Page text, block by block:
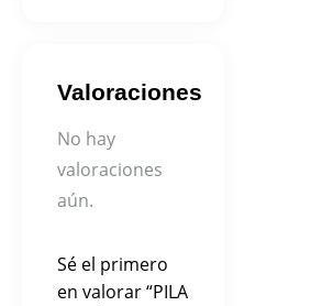
Valoraciones
No hay
valoraciones
aún.
Sé el primero
en valorar “PILA